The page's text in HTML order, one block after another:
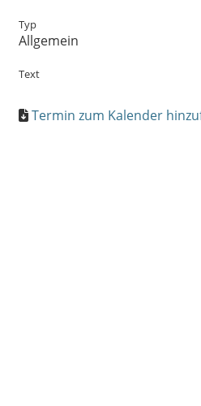
Typ
Allgemein
Text
Termin zum Kalender